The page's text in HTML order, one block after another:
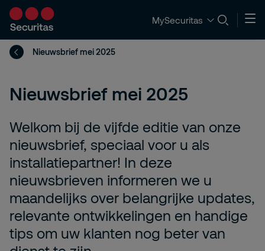
MySecuritas
Nieuwsbrief mei 2025
Nieuwsbrief mei 2025
Welkom bij de vijfde editie van onze
nieuwsbrief, speciaal voor u als
installatiepartner! In deze
nieuwsbrieven informeren we u
maandelijks over belangrijke updates,
relevante ontwikkelingen en handige
tips om uw klanten nog beter van